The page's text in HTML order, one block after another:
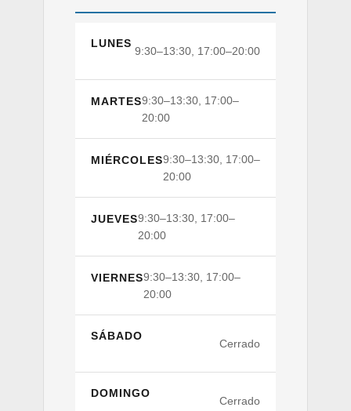
LUNES
9:30–13:30, 17:00–20:00
MARTES9:30–13:30, 17:00–
20:00
MIÉRCOLES9:30–13:30, 17:00–
20:00
JUEVES9:30–13:30, 17:00–
20:00
VIERNES9:30–13:30, 17:00–
20:00
SÁBADO
Cerrado
DOMINGO
Cerrado